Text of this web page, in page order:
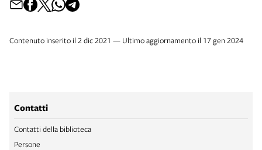
Contenuto inserito il 2 dic 2021 — Ultimo aggiornamento il 17 gen 2024
Contatti
Contatti della biblioteca
Persone